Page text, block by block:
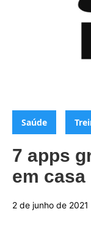
Categorias:
Saúde
7 apps
em casa
2 de junho de 2021